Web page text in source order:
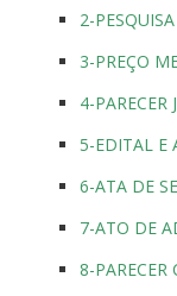
2-
3-PREÇO
4-PARECER
5-EDITAL E
6-ATA DE
7-ATO DE
8-PARECER